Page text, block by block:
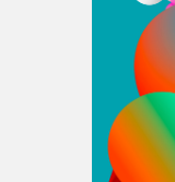
Espace médias